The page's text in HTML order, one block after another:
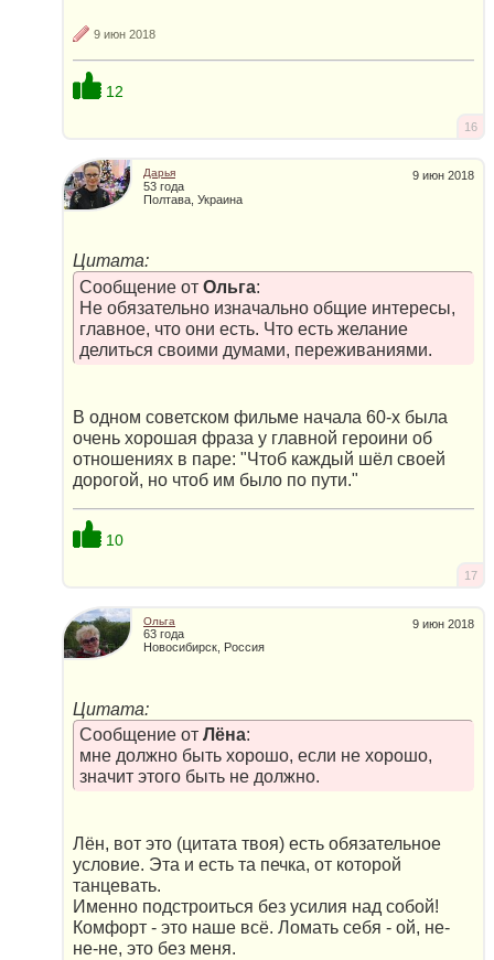
9 июн 2018
12
16
9 июн 2018
Дарья
53 года
Полтава, Украина
Цитата:
Сообщение от Ольга:
Не обязательно изначально общие интересы,
главное, что они есть. Что есть желание
делиться своими думами, переживаниями.
В одном советском фильме начала 60-х была
очень хорошая фраза у главной героини об
отношениях в паре: "Чтоб каждый шёл своей
дорогой, но чтоб им было по пути."
10
17
9 июн 2018
Ольга
63 года
Новосибирск, Россия
Цитата:
Сообщение от Лёна:
мне должно быть хорошо, если не хорошо,
значит этого быть не должно.
Лён, вот это (цитата твоя) есть обязательное
условие. Эта и есть та печка, от которой
танцевать.
Именно подстроиться без усилия над собой!
Комфорт - это наше всё. Ломать себя - ой, не-
не-не, это без меня.